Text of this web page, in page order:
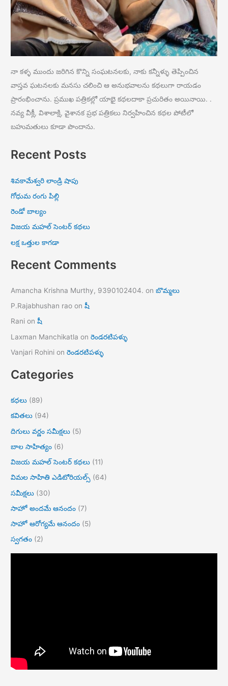
నా కళ్ళ ముందు జరిగిన కొన్ని సంఘటనలకు, నాకు కన్నీళ్ళు తెప్పించిన
వాస్తవ ఘటనలకు మనసు చలించి ఆ అనుభవాలను కథలుగా రాయడం
ప్రారంభించాను. ప్రముఖ పత్రికల్లో యాభై కథలదాకా ప్రచురితం అయినాయి. .
నవ్య వీక్లీ, విశాలాక్షి, వైశానక ప్రభ పత్రికలు నిర్వహించిన కథల పోటీలో
బహుమతులు కూడా పొందాను.
Recent Posts
శివకామేశ్వరి లాండ్రి షాపు
గోధుమ రంగు పిల్లి
రెండో బాల్యం
విజయ మహల్ సెంటర్ కథలు
లక్ష ఒత్తుల కాగడా
Recent Comments
Amancha Krishna Murthy, 9390102404. onబొమ్మలు
P.Rajabhushan rao onషీ
Rani onషీ
Laxman Manchikatla onరెండరటిపళ్ళు
Vanjari Rohini onరెండరటిపళ్ళు
Categories
కధలు (89)
కవితలు (94)
దిగులు వర్ణం సమీక్షలు (5)
బాల సాహిత్యం (6)
విజయ మహల్ సెంటర్ కథలు (11)
విమల సాహితి ఎడిటోరియల్స్ (64)
సమీక్షలు (30)
సాహో అందమే ఆనందం (7)
సాహో ఆరోగ్యమే ఆనందం (5)
స్వగతం (2)